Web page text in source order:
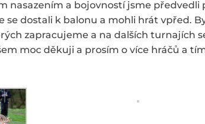
nasazením a bojovností jsme předvedli
se dostali k balonu a mohli hrát vpřed.
zapracujeme a na dalších turnajích
moc děkuji a prosím o více hráčů a